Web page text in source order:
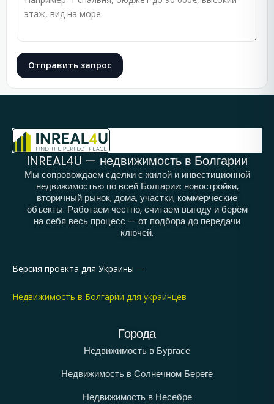
Отправить запрос
INREAL4U — недвижимость в Болгарии
Мы сопровождаем сделки с жилой и инвестиционной
недвижимостью по всей Болгарии: новостройки,
вторичный рынок, дома, участки, коммерческие
объекты. Работаем честно, считаем выгоду и берём
на себя весь процесс — от подбора до передачи
ключей.
Версия проекта для Украины —
Недвижимость в Болгарии для украинцев
Города
Недвижимость в Бургасе
Недвижимость в Солнечном Береге
Недвижимость в Несебре